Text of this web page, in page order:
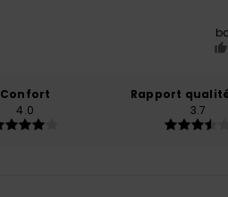
Confort
4.0
Rapport
3.7